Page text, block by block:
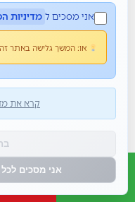
מחולל רביעיות
מחוללי משחקים
מחתרות
מטרות
מיומנויות המאה ה21
משחוק
אני מסכים ל מדיניות
או: המשך גלישה באתר זה
קרא את
אני מסכים לכל